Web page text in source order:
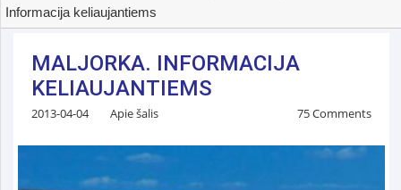
Informacija keliaujantiems
MALJORKA. INFORMACIJA
KELIAUJANTIEMS
2013-04-04 Apie šalis 75 Comments